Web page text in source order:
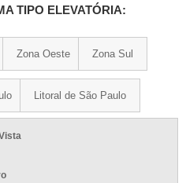
TIPO ELEVATÓRIA:
Zona Oeste Zona Sul
Litoral de São Paulo